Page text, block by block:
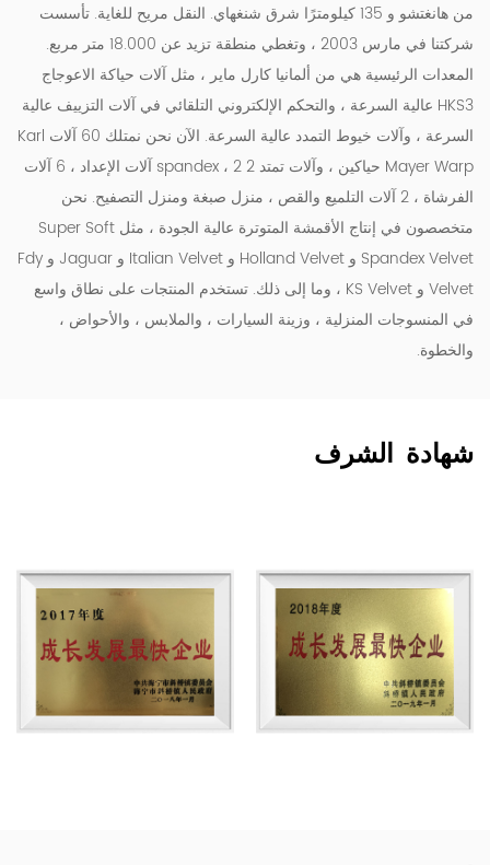
من هانغتشو و 135 كيلومترًا شرق شنغهاي. النقل مريح للغاية. تأسست
شركتنا في مارس 2003 ، وتغطي منطقة تزيد عن 18.000 متر مربع.
المعدات الرئيسية هي من ألمانيا كارل ماير ، مثل آلات حياكة الاعوجاج
HKS3 عالية السرعة ، والتحكم الإلكتروني التلقائي في آلات التزييف عالية
السرعة ، وآلات خيوط التمدد عالية السرعة. الآن نحن نمتلك 60 آلات Karl
Mayer Warp حياكين ، وآلات تمتد 2 spandex ، 2 آلات الإعداد ، 6 آلات
الفرشاة ، 2 آلات التلميع والقص ، منزل صبغة ومنزل التصفيح. نحن
متخصصون في إنتاج الأقمشة المتوترة عالية الجودة ، مثل Super Soft
Spandex Velvet و Holland Velvet و Italian Velvet و Jaguar و Fdy
Velvet و KS Velvet ، وما إلى ذلك. تستخدم المنتجات على نطاق واسع
في المنسوجات المنزلية ، وزينة السيارات ، والملابس ، والأحواض ،
والخطوة.
شهادة الشرف